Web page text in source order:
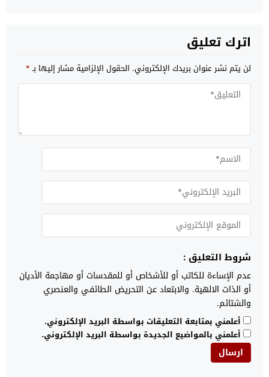
اترك تعليق
لن يتم نشر عنوان بريدك الإلكتروني. الحقول الإلزامية مشار إليها بـ*
شروط التعليق :
عدم الإساءة للكاتب أو للأشخاص أو للمقدسات أو مهاجمة الأديان
أو الذات الالهية. والابتعاد عن التحريض الطائفي والعنصري
والشتائم.
أعلمني بمتابعة التعليقات بواسطة البريد الإلكتروني.
أعلمني بالمواضيع الجديدة بواسطة البريد الإلكتروني.